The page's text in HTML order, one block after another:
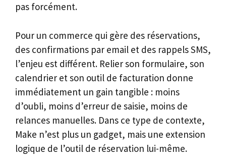
pas forcément.
Pour un commerce qui gère des réservations,
des confirmations par email et des rappels SMS,
l’enjeu est différent. Relier son formulaire, son
calendrier et son outil de facturation donne
immédiatement un gain tangible : moins
d’oubli, moins d’erreur de saisie, moins de
relances manuelles. Dans ce type de contexte,
Make n’est plus un gadget, mais une extension
logique de l’outil de réservation lui-même.